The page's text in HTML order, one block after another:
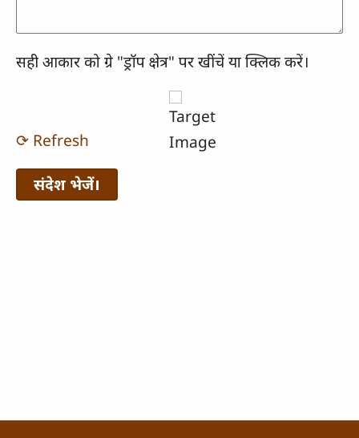
सही आकार को ग्रे "ड्रॉप क्षेत्र" पर खींचें या क्लिक करें।
⟳ Refresh